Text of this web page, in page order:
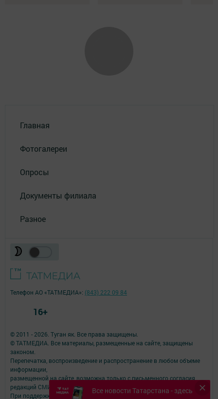
Главная
Фотогалереи
Опросы
Документы филиала
Разное
Все новости Татарстана - здесь
© 2011 - 2026. Туган як. Все права защищены.
© ТАТМЕДИА. Все материалы, размещенные на сайте, защищены
законом.
Перепечатка, воспроизведение и распространение в любом объеме
информации,
размещенной на сайте, возможна только с письменного согласия
редакций СМИ.
При поддержке Республиканского агентства по печати и массовым
Телефон АО «ТАТМЕДИА»: (843) 222 09 84
16+